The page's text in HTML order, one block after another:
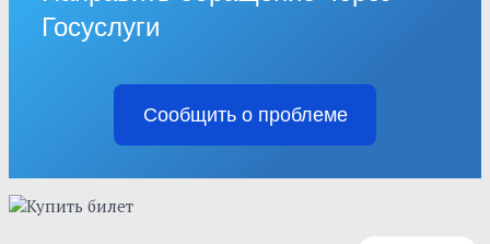
Госуслуги
Сообщить о проблеме